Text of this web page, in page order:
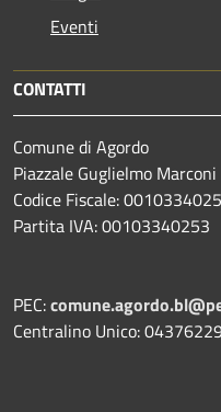
Eventi
CONTATTI
Comune di Agordo
Piazzale Guglielmo
Codice Fiscale:
Partita IVA: 00103340253
PEC:
Centralino Unico: